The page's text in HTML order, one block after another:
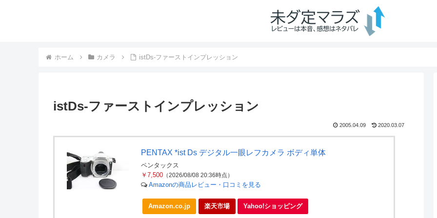
ホーム カメラ istDs-ファーストインプレッション
istDs-ファーストインプレッション
2005.04.09 2020.03.07
PENTAX *ist Ds デジタル一眼レフカメラ ボディ単体
ペンタックス
￥7,500 （2026/08/08 20:36時点）
Amazonの商品レビュー・口コミを見る
Amazon.co.jp 楽天市場 Yahoo!ショッピング